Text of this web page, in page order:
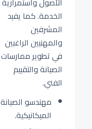
الخدمة. كما يفيد
المشرفين
والمهنيين الراغبين
في تطوير ممارسات
الصيانة والتقييم
الفني.
مهندسو الصيانة
الميكانيكية.